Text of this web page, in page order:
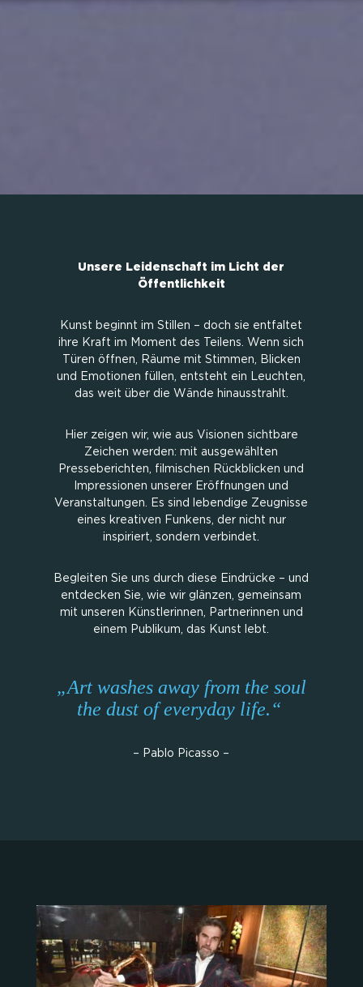
Unsere Leidenschaft im Licht der
Öffentlichkeit
Kunst beginnt im Stillen – doch sie entfaltet
ihre Kraft im Moment des Teilens. Wenn sich
Türen öffnen, Räume mit Stimmen, Blicken
und Emotionen füllen, entsteht ein Leuchten,
das weit über die Wände hinausstrahlt.
Hier zeigen wir, wie aus Visionen sichtbare
Zeichen werden: mit ausgewählten
Presseberichten, filmischen Rückblicken und
Impressionen unserer Eröffnungen und
Veranstaltungen. Es sind lebendige Zeugnisse
eines kreativen Funkens, der nicht nur
inspiriert, sondern verbindet.
Begleiten Sie uns durch diese Eindrücke – und
entdecken Sie, wie wir glänzen, gemeinsam
mit unseren Künstlerinnen, Partnerinnen und
einem Publikum, das Kunst lebt.
„Art washes away from the soul
the dust of everyday life.“
– Pablo Picasso –